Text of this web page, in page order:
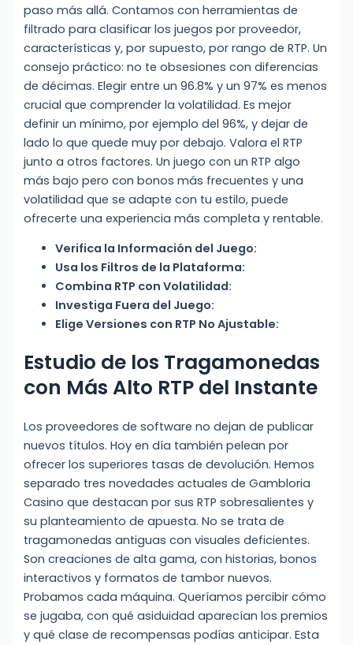
paso más allá. Contamos con herramientas de
filtrado para clasificar los juegos por proveedor,
características y, por supuesto, por rango de RTP. Un
consejo práctico: no te obsesiones con diferencias
de décimas. Elegir entre un 96.8% y un 97% es menos
crucial que comprender la volatilidad. Es mejor
definir un mínimo, por ejemplo del 96%, y dejar de
lado lo que quede muy por debajo. Valora el RTP
junto a otros factores. Un juego con un RTP algo
más bajo pero con bonos más frecuentes y una
volatilidad que se adapte con tu estilo, puede
ofrecerte una experiencia más completa y rentable.
Verifica la Información del Juego:
Usa los Filtros de la Plataforma:
Combina RTP con Volatilidad:
Investiga Fuera del Juego:
Elige Versiones con RTP No Ajustable:
Estudio de los Tragamonedas
con Más Alto RTP del Instante
Los proveedores de software no dejan de publicar
nuevos títulos. Hoy en día también pelean por
ofrecer los superiores tasas de devolución. Hemos
separado tres novedades actuales de Gambloria
Casino que destacan por sus RTP sobresalientes y
su planteamiento de apuesta. No se trata de
tragamonedas antiguas con visuales deficientes.
Son creaciones de alta gama, con historias, bonos
interactivos y formatos de tambor nuevos.
Probamos cada máquina. Queríamos percibir cómo
se jugaba, con qué asiduidad aparecían los premios
y qué clase de recompensas podías anticipar. Esta